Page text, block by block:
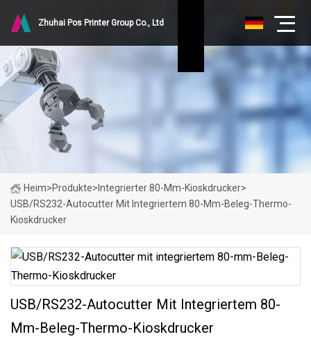
Zhuhai Pos Printer Group Co., Ltd
Heim>Produkte> Integrierter 80-Mm-Kioskdrucker>
USB/RS232-Autocutter Mit Integriertem 80-Mm-Beleg-Thermo-
Kioskdrucker
USB/RS232-Autocutter Mit Integriertem 80-
Mm-Beleg-Thermo-Kioskdrucker